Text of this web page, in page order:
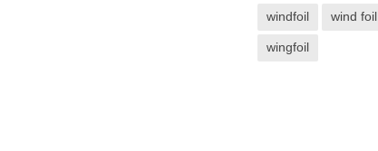
windfoil wind foil
wingfoil